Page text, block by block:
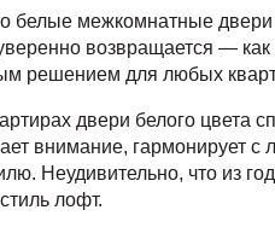
белые межкомнатные
возвращается —
решением для любых
двери белого цвета
внимание, гармонирует
Неудивительно, что из
лофт.